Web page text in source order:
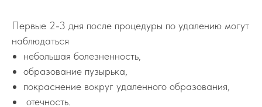
Первые 2-3 дня после процедуры по удалению могут
наблюдаться
небольшая болезненность,
образование пузырька,
покраснение вокруг удаленного образования,
отечность.